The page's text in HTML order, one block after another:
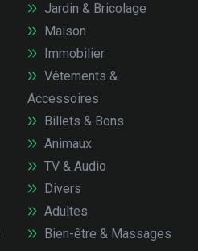
Jardin & Bricolage
Maison
Immobilier
Vêtements &
Accessoires
Billets & Bons
Animaux
TV & Audio
Divers
Adultes
Bien-être & Massages